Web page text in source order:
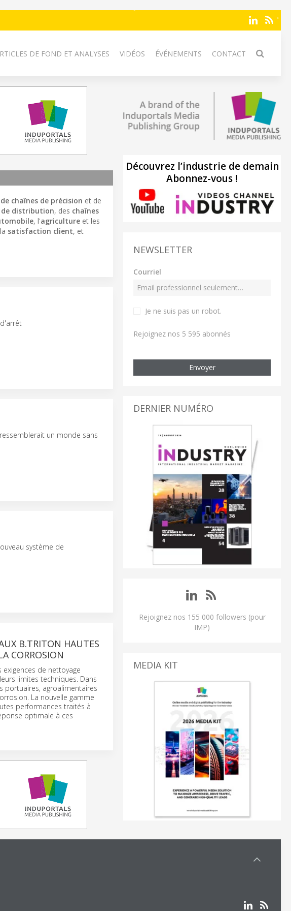
DE FOND ET ANALYSES VIDÉOS ÉVÉNEMENTS CONTACT
chaînes de précision et de
de distribution, des chaînes
, l'agriculture et les
satisfaction client, et
un monde sans
système de
B.TRITON HAUTES
CORROSION
exigences de nettoyage
limites techniques. Dans
portuaires, agroalimentaires
La nouvelle gamme
performances traités à
optimale à ces
Découvrez l’industrie de demain
Abonnez-vous !
NEWSLETTER
Courriel
Je ne suis pas un robot.
Rejoignez nos 5 595 abonnés
Envoyer
DERNIER NUMÉRO
Rejoignez nos 155 000 followers (pour
IMP)
MEDIA KIT